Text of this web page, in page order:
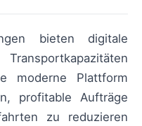
bieten digitale
moderne Plattform
profitable Aufträge
zu reduzieren